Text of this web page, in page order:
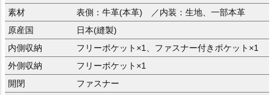
素材
表側：牛革(本革) ／内装：生地、一部本革
原産国
日本(縫製)
内側収納
フリーポケット×1、ファスナー付きポケット×1
外側収納
フリーポケット×1
開閉
ファスナー